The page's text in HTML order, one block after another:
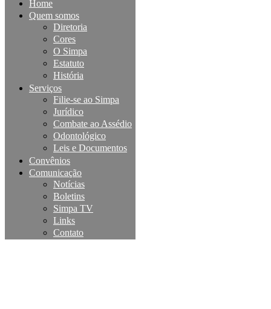
Home
Quem somos
Diretoria
Cores
O Simpa
Estatuto
História
Serviços
Filie-se ao Simpa
Jurídico
Combate ao Assédio
Odontológico
Leis e Documentos
Convênios
Comunicação
Notícias
Boletins
Simpa TV
Links
Contato